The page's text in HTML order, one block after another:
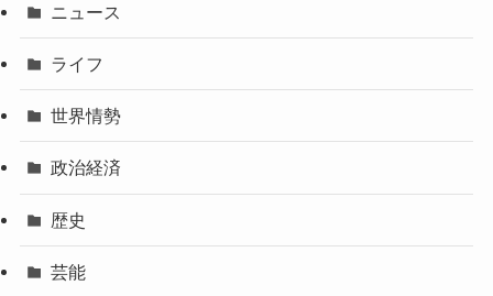
ニュース
ライフ
世界情勢
政治経済
歴史
芸能